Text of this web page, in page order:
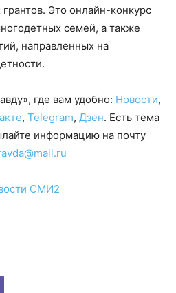
Это онлайн-конкурс
семей, а также
направленных на
где вам удобно: Новости,
, Telegram, Дзен. Есть тема
информацию на почту
СМИ2